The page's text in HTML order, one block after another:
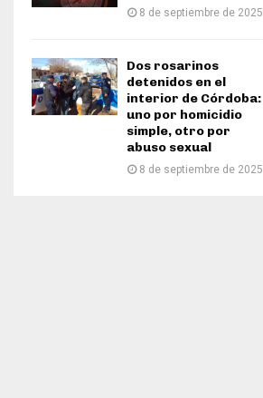
8 de septiembre de 2025
Dos rosarinos
detenidos en el
interior de Córdoba:
uno por homicidio
simple, otro por
abuso sexual
8 de septiembre de 2025